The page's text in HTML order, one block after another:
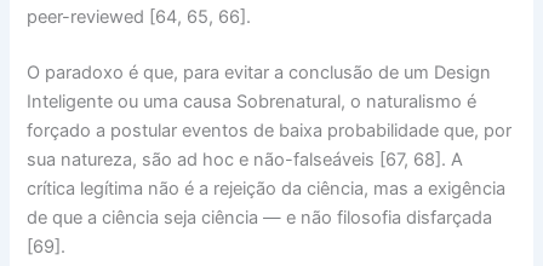
peer-reviewed [64, 65, 66].
O paradoxo é que, para evitar a conclusão de um Design
Inteligente ou umacausa Sobrenatural, o naturalismo é
forçado a postular eventos de baixa probabilidade que, por
sua natureza, sãoad hoc e não-falseáveis [67, 68]. A
crítica legítima não é a rejeição da ciência, mas a exigência
de que a ciência sejaciência — e nãofilosofia disfarçada
[69].